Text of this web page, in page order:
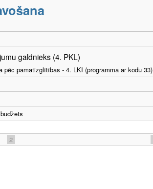
galdnieks (4. PKL)
pēc pamatizglītības - 4. LKI (programma ar kodu 33)
2